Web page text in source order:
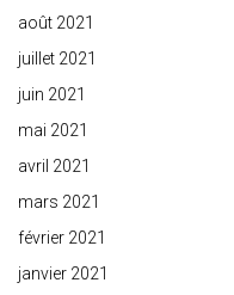
août 2021
juillet 2021
juin 2021
mai 2021
avril 2021
mars 2021
février 2021
janvier 2021